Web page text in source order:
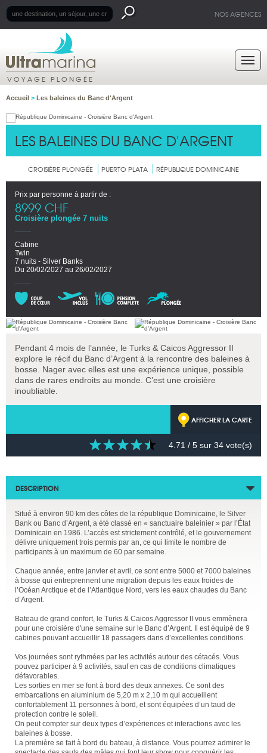
NOS AGENCES
VOYAGE PLONGÉE
Accueil > Les baleines du Banc d'Argent
LES BALEINES DU BANC D'ARGENT
CROISIÈRE PLONGÉE PUERTO PLATA RÉPUBLIQUE DOMINICAINE
Prix par personne à partir de :
8999 CHF
Croisière plongée 7 nuits
Cabine
Twin
7 nuits - Silver Banks
Du 20/02/2027 au 26/02/2027
Pendant 4 mois de l’année, le Turks & Caicos Aggressor II
explore le récif du Banc d’Argent à la rencontre des baleines à
bosse. Nager avec elles est une expérience unique, possible
dans de rares endroits au monde. C’est une croisière
inoubliable.
AFFICHER LA CARTE
4.71 / 5 sur 34 vote(s)
DESCRIPTION
Situé à environ 90 km des côtes de la république Dominicaine, le Silver
Bank ou Banc d’Argent, a été classé en « sanctuaire baleinier » par l’État
Dominicain en 1986. L’accès est strictement contrôlé, et le gouvernement
délivre uniquement trois permis par an, ce qui limite le nombre de
participants à un maximum de 60 par semaine.
Chaque année, entre janvier et avril, ce sont entre 5000 et 7000 baleines
à bosse qui entreprennent une migration depuis les eaux froides de
l’Océan Arctique et de l’Atlantique Nord, vers les eaux chaudes du Banc
d’Argent.
Bateau de grand confort, le Turks & Caicos Aggressor II vous emmènera
pour une croisière d'une semaine sur le Banc d’Argent. Il est équipé de 9
cabines pouvant accueillir 18 passagers dans d’excellentes conditions.
Vos journées sont rythmées par les activités autour des cétacés. Vous
pouvez participer à 9 activités, sauf en cas de conditions climatiques
défavorables.
Les sorties en mer se font à bord des deux annexes. Ce sont des
embarcations en aluminium de 5,20 m x 2,10 m qui accueillent
confortablement 11 personnes à bord, et sont équipées d’un taud de
protection contre le soleil.
On peut compter sur deux types d’expériences et interactions avec les
baleines à bosse.
La première se fait à bord du bateau, à distance. Vous pourrez admirer le